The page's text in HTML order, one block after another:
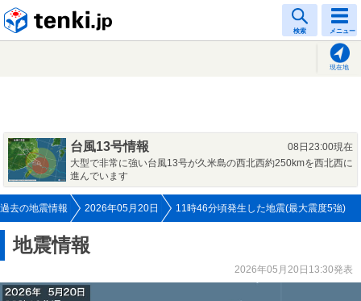
検索 メニュー
現在地
台風13号情報
08日23:00現在
大型で非常に強い台風13号が久米島の西北西約250kmを西北西に
進んでいます
過去の地震情報 2026年05月20日 11時46分頃発生した地震(最大震度5強)
地震情報
2026年05月20日13:30発表